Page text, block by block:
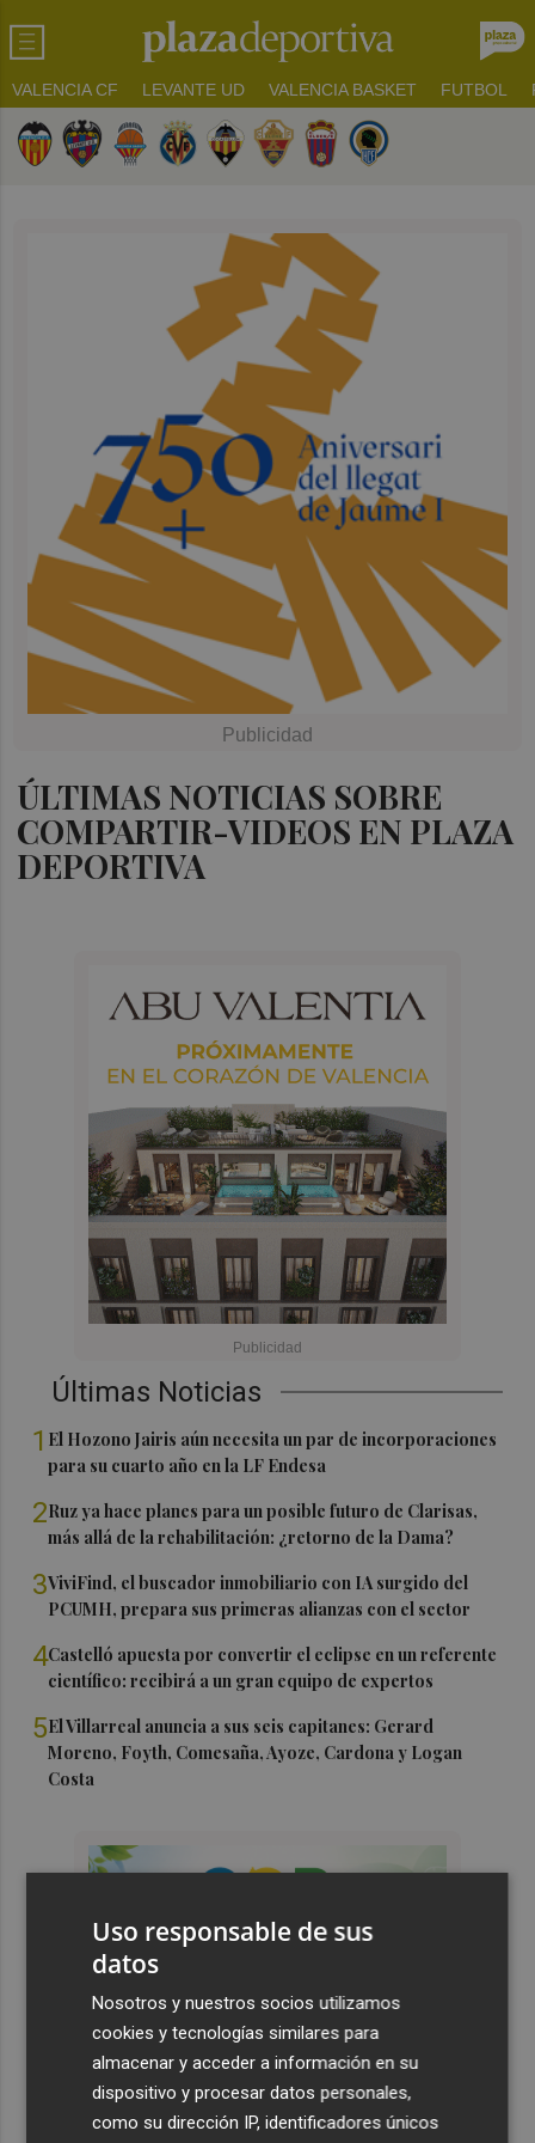
VALENCIA CF LEVANTE UD VALENCIA BASKET FUTBOL
ÚLTIMAS NOTICIAS SOBRE
COMPARTIR-VIDEOS EN PLAZA
DEPORTIVA
Últimas Noticias
1 El Hozono Jairis aún necesita un par de incorporaciones
para su cuarto año en la LF Endesa
2Ruz ya hace planes para un posible futuro de Clarisas,
más allá de la rehabilitación: ¿retorno de la Dama?
3ViviFind, el buscador inmobiliario con IA surgido del
PCUMH, prepara sus primeras alianzas con el sector
4Castelló apuesta por convertir el eclipse en un referente
científico: recibirá a un gran equipo de expertos
5El Villarreal anuncia a sus seis capitanes: Gerard
Moreno, Foyth, Comesaña, Ayoze, Cardona y Logan
Costa
Uso responsable de sus
datos
Nosotros y nuestros socios utilizamos
cookies y tecnologías similares para
almacenar y acceder a información en su
dispositivo y procesar datos personales,
como su dirección IP, identificadores únicos